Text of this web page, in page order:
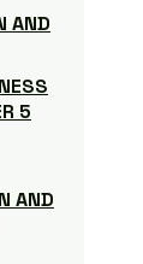
AND
5
AND